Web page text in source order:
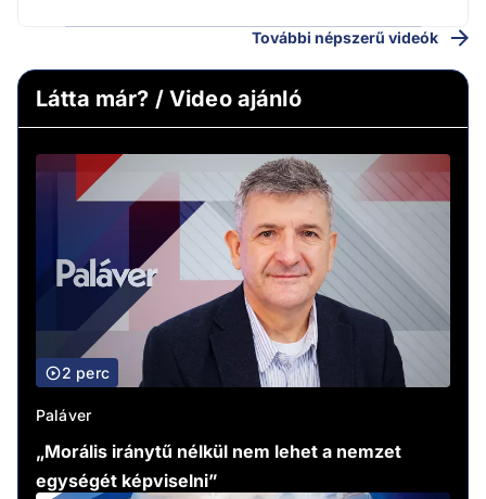
További népszerű videók
Látta már? / Video ajánló
2 perc
Paláver
„Morális iránytű nélkül nem lehet a nemzet
egységét képviselni”